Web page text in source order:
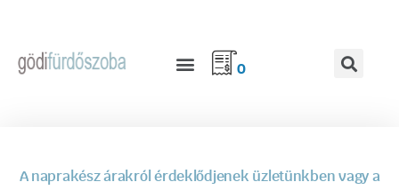
0
A naprakész árakról érdeklődjenek üzletünkben vagy a